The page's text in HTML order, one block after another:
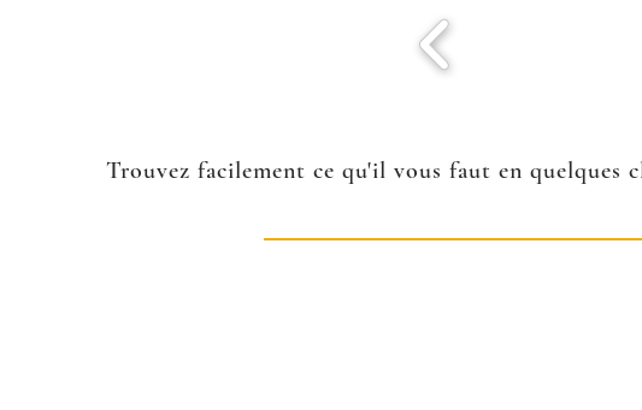
Trouvez facilement ce qu'il vous faut en quelques